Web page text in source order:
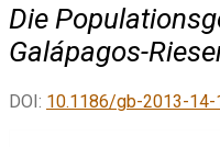
Die
Galápagos-
DOI: 10.1186/gb-2013-14-